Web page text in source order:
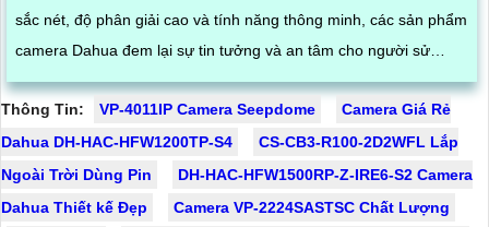
sắc nét, độ phân giải cao và tính năng thông minh, các sản phẩm
camera Dahua đem lại sự tin tưởng và an tâm cho người sử
dụng
Thông Tin:
VP-4011IP Camera Seepdome
Camera Giá Rẻ
Dahua DH-HAC-HFW1200TP-S4
CS-CB3-R100-2D2WFL Lắp
Ngoài Trời Dùng Pin
DH-HAC-HFW1500RP-Z-IRE6-S2 Camera
Dahua Thiết kế Đẹp
Camera VP-2224SASTSC Chất Lượng